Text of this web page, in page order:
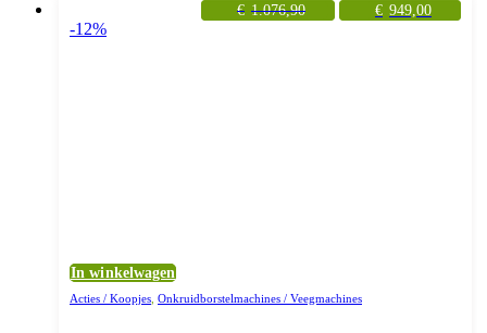
€ 1.076,90 € 949,00
-12%
In winkelwagen
Acties / Koopjes Onkruidborstelmachines / Veegmachines